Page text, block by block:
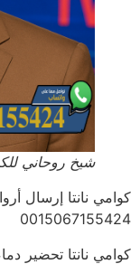
شيخ روحاني
كوامي نانتا إرسال
0015067155424
كوامي نانتا تحضير